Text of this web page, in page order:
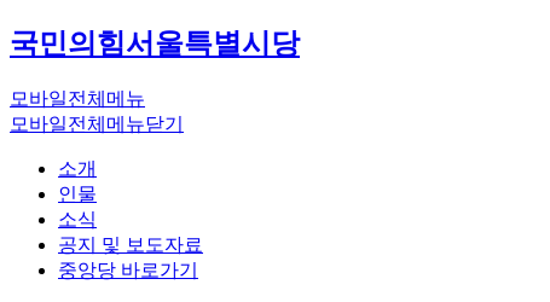
국민의힘서울특별시당
모바일전체메뉴
모바일전체메뉴닫기
소개
인물
소식
공지 및 보도자료
중앙당 바로가기